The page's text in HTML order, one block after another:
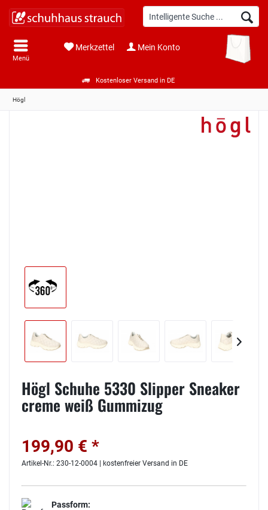
Kostenloser Versand in DE
Menü
Merkzettel Mein Konto
Högl
Högl Schuhe 5330 Slipper Sneaker
creme weiß Gummizug
199,90 € *
Artikel-Nr.: 230-12-0004 | kostenfreier Versand in DE
Passform: